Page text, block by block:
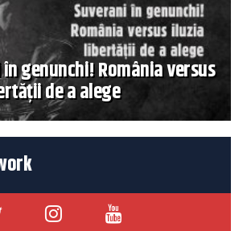
genunchi! România versus
de a alege